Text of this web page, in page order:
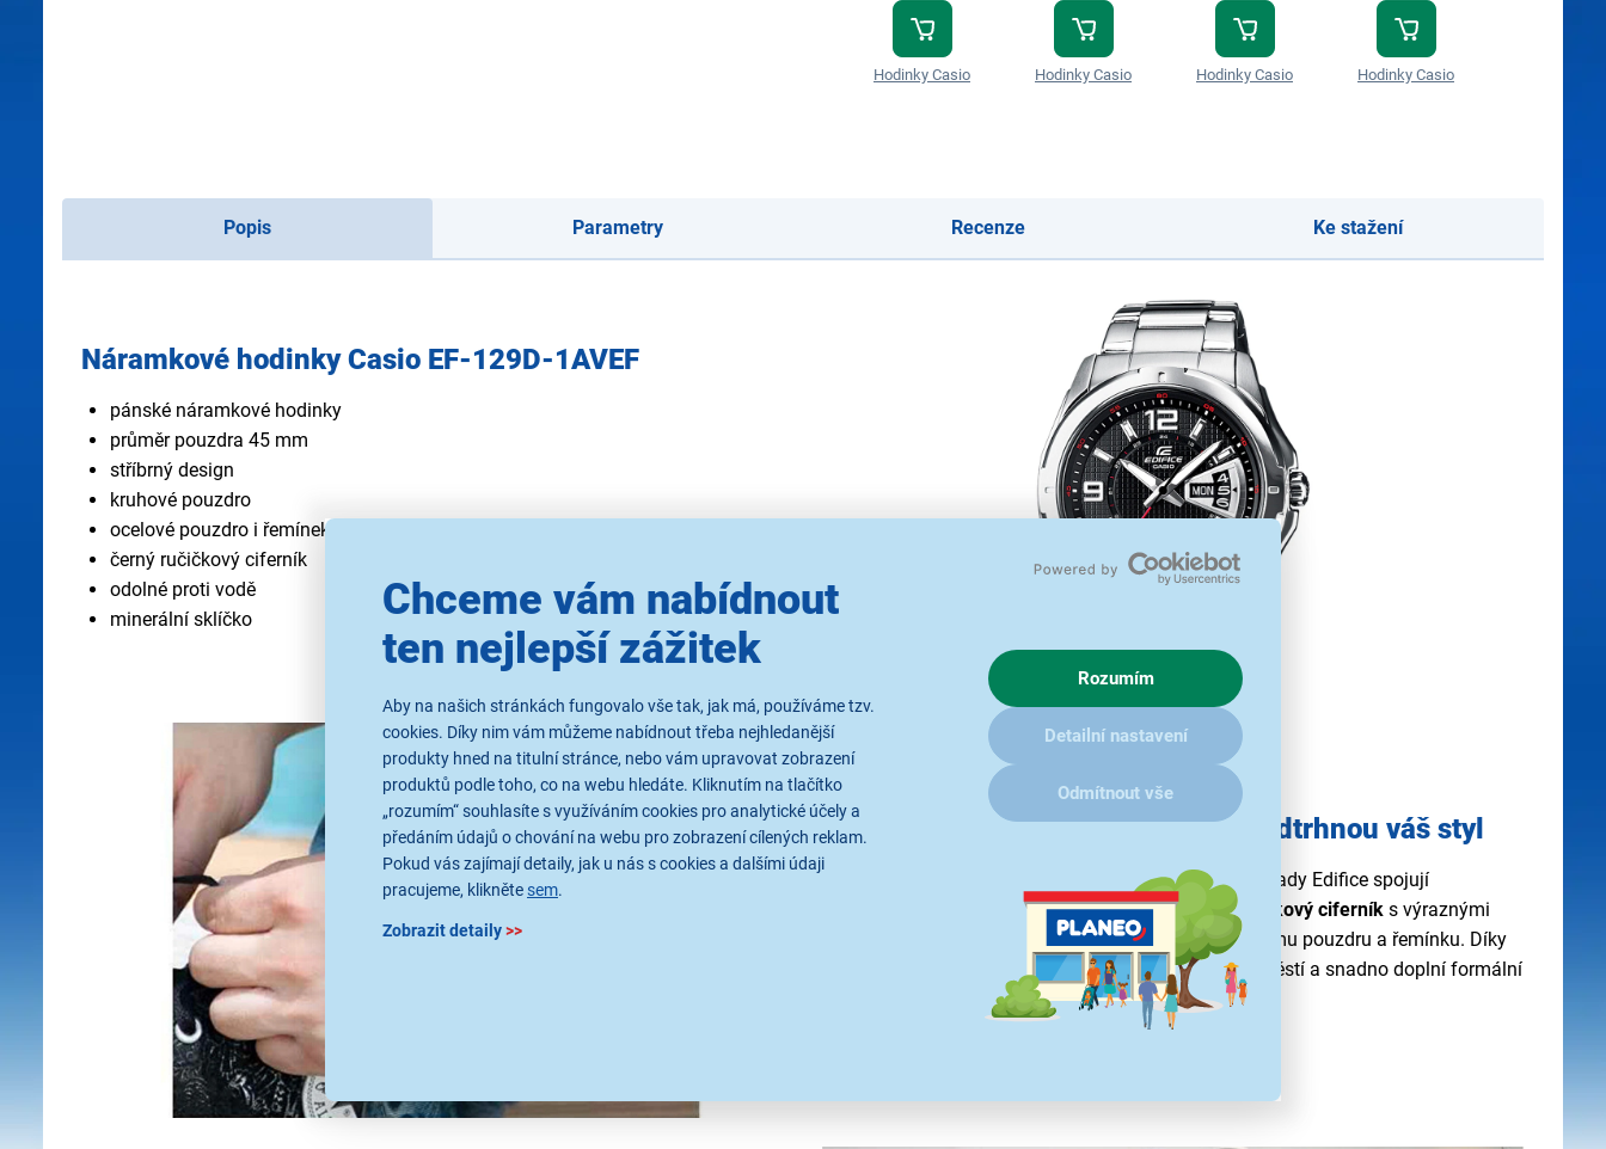
Chceme vám nabídnout
ten nejlepší zážitek
Aby na našich stránkách fungovalo vše tak, jak má, používáme tzv.
cookies. Díky nim vám můžeme nabídnout třeba nejhledanější
produkty hned na titulní stránce, nebo vám upravovat zobrazení
produktů podle toho, co na webu hledáte. Kliknutím na tlačítko
„rozumím“ souhlasíte s využíváním cookies pro analytické účely a
předáním údajů o chování na webu pro zobrazení cílených reklam.
Pokud vás zajímají detaily, jak u nás s cookies a dalšími údaji
pracujeme, klikněte sem.
Zobrazit detaily>>
Rozumím
Detailní nastavení
Odmítnout vše
Hodinky Casio Hodinky Casio Hodinky Casio Hodinky Casio
Popis Parametry Recenze Ke stažení
Náramkové hodinky Casio EF-129D-1AVEF
pánské náramkové hodinky
průměr pouzdra 45 mm
stříbrný design
kruhové pouzdro
ocelové pouzdro i řemínek
černý ručičkový ciferník
odolné proti vodě
minerální sklíčko
Elegantní pánské hodinky, které podtrhnou váš styl
Casio EF-129D-1AVEF z řady Edifice spojují
nadčasový design, eleganci a praktičnost. Černýručičkový ciferníks výraznými
indexy vytváří perfektní kontrast k ocelovému stříbrnému pouzdru a řemínku. Díky
průměru pouzdra 45 mm se hodinky hodí na větší zápěstí a snadno doplní formální